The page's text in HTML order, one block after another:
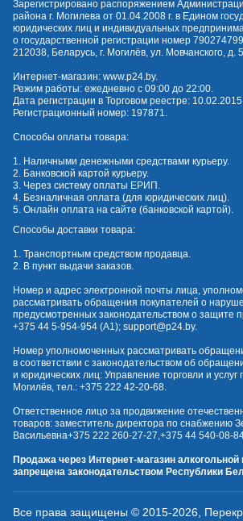
Зарегистрировано распоряжением
района г. Могилева от 01.04.2008 г. в Едином
юридических лиц и индивидуальных
о государственной регистрации номер
212038, Беларусь, г. Могилёв, ул. Мовчанского, д.
Интернет-магазин: www.p24.by.
Режим работы: ежедневно с 09:00 до 22:00.
Дата регистрации в Торговом реестре: 10.02.2015
Регистрационный номер: 197871.
Способы оплаты товара:
1. Наличными денежными средствами курьеру.
2. Банковской картой курьеру.
3. Через систему оплаты ЕРИП.
4. Безналичная оплата (для юридических лиц).
5. Онлайн оплата на сайте (банковской картой).
Способы доставки товара:
1. Транспортным средством продавца.
2. В пункт выдачи заказов.
Номер и адрес электронной почты лица,
рассматривать обращения покупателей о
предусмотренных законодательством о защите
+375 44 5-954-954 (А1); support@p24.by.
Номер уполномоченных рассматривать
в соответствии с законодательством об
и юридических лиц: Управление торговли и услуг
Могилёв, тел.: +375 222 42-20-68.
Ответственное лицо за продвижение
товаров: заместитель директора по снабжению
Васильевна+375 222 260-27-27,+375 44 540-08-
Продажа через Интернет-магазин алкогольной
запрещена законодательством Республики
Все права защищены © 2015-2026,